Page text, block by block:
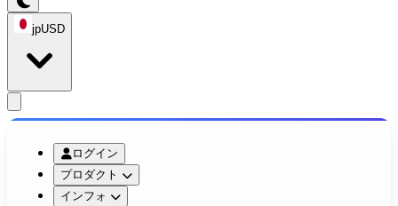
jpUSD
ログイン
プロダクト
インフォ